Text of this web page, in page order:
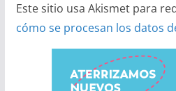
Este sitio usa Akismet para
cómo se procesan los datos